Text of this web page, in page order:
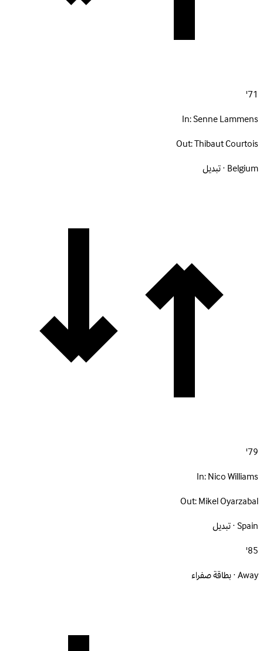
71'
In:Senne Lammens
Out:Thibaut Courtois
Belgium · تبديل
79'
In:Nico Williams
Out:Mikel Oyarzabal
Spain · تبديل
85'
Away · بطاقة صفراء